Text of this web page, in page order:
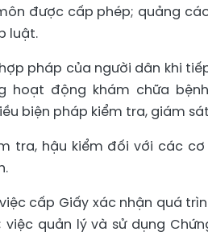
được cấp phép; quảng
luật.
pháp của người dân khi
hoạt động khám chữa
biện pháp kiểm tra, giám
tra, hậu kiểm đối với các
cấp Giấy xác nhận quá
quản lý và sử dụng